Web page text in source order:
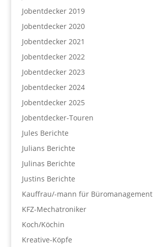
Jobentdecker 2019
Jobentdecker 2020
Jobentdecker 2021
Jobentdecker 2022
Jobentdecker 2023
Jobentdecker 2024
Jobentdecker 2025
Jobentdecker-Touren
Jules Berichte
Julians Berichte
Julinas Berichte
Justins Berichte
Kauffrau/-mann für Büromanagement
KFZ-Mechatroniker
Koch/Köchin
Kreative-Köpfe